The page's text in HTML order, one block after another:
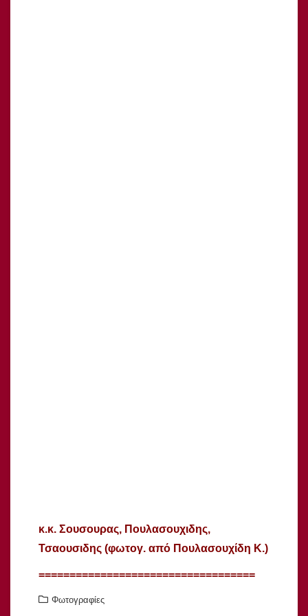
κ.κ. Σουσουρας, Πουλασουχιδης,
Τσαουσιδης (φωτογ. από Πουλασουχίδη Κ.)
===================================
Φωτογραφίες